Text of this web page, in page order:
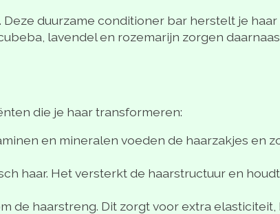
duurzame conditioner bar herstelt je
lavendel en rozemarijn zorgen
die je haar transformeren:
en mineralen voeden de haarzakjes en
haar. Het versterkt de haarstructuur en
de haarstreng. Dit zorgt voor extra